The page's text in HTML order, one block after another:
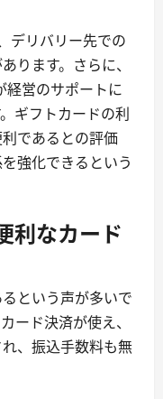
デリバリー先での
ります。さらに、
経営のサポートに
ギフトカードの利
であるとの評価
強化できるという
利なカード
という声が多いで
ード決済が使え、
、振込手数料も無